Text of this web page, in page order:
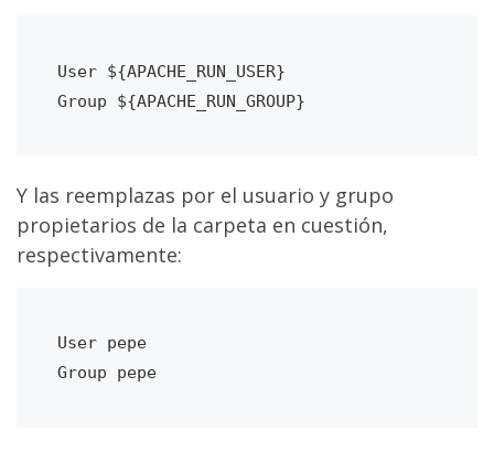
User ${APACHE_RUN_USER}
Y las reemplazas por el usuario y grupo
propietarios de la carpeta en cuestión,
respectivamente:
User pepe
Group pepe